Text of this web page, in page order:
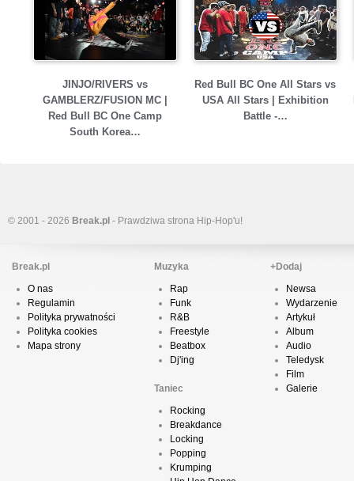
JINJO/RIVERS vs
GAMBLERZ/FUSION MC |
Red Bull BC One Camp
South Korea…
Red Bull BC One All Stars vs
USA All Stars | Exhibition
Battle -…
© 2001 - 2026 Break.pl - Prawdziwa strona Hip-Hop'u!
Break.pl
O nas
Regulamin
Polityka prywatności
Polityka cookies
Mapa strony
Muzyka
Rap
Funk
R&B
Freestyle
Beatbox
Dj'ing
Taniec
Rocking
Breakdance
Locking
Popping
Krumping
+Dodaj
Newsa
Wydarzenie
Artykuł
Album
Audio
Teledysk
Film
Galerie